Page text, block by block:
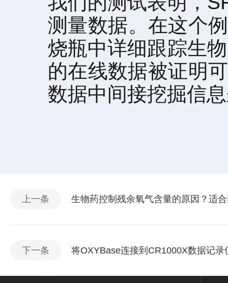
测量数据。在这个
烧瓶中详细跟踪生
的在线数据被证明
数据中间接挖掘信
上一条 生物药控制残余氧气含量的原因？适
下一条 将OXYBase连接到CR1000X数据记